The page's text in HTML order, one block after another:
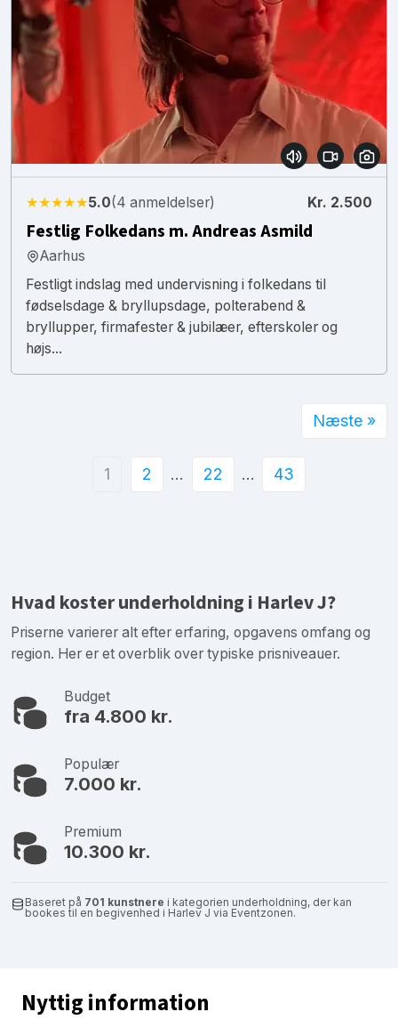
★★★★★5.0(4 anmeldelser) Kr. 2.500
Festlig Folkedans m. Andreas Asmild
Aarhus
Festligt indslag med undervisning i folkedans til
fødselsdage & bryllupsdage, polterabend &
bryllupper, firmafester & jubilæer, efterskoler og
højs...
1 2 … 22 … 43
Næste »
Hvad koster underholdning i Harlev J?
Priserne varierer alt efter erfaring, opgavens omfang og
region. Her er et overblik over typiske prisniveauer.
Budget
fra 4.800 kr.
Populær
7.000 kr.
Premium
10.300 kr.
Baseret på 701 kunstnere i kategorien underholdning, der kan
bookes til en begivenhed i Harlev J via Eventzonen.
Nyttig information